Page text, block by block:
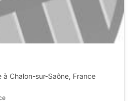
à Chalon-sur-Saône, France